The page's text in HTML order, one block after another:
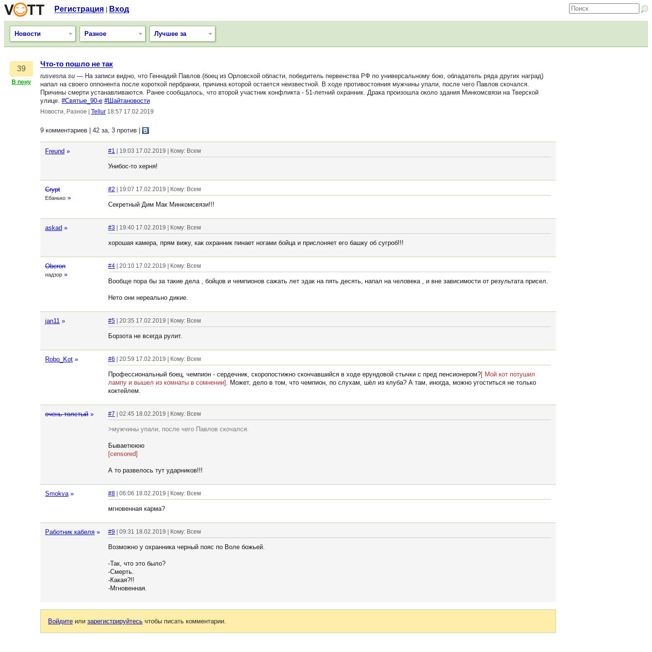
Регистрация Вход
Новости Разное Лучшее за
39
В пену
Что-то пошло не так
rusvesna.su — На записи видно, что Геннадий Павлов (боец из Орловской области, победитель первенства РФ по универсальному бою, обладатель ряда других наград)
напал на своего оппонента после короткой пербранки, причина которой остается неизвестной. В ходе противостояния мужчины упали, после чего Павлов скочался.
Причины смерти устанавливаются. Ранее сообщалось, что второй участник конфликта - 51-летний охранник. Драка произошла около здания Минкомсвязи на Тверской
улице. #Святые_90-е #Шайтановости
Новости, Разное Tellur 18:57 17.02.2019
9 комментариев | 42 за, 3 против
Freund » #1 | 19:03 17.02.2019 | Кому: Всем
Унибос-то херня!
Crypt
Ебанько »
#2 | 19:07 17.02.2019 | Кому: Всем
Секретный Дим Мак Минкомсвязи!!!
askad » #3 | 19:40 17.02.2019 | Кому: Всем
хорошая камера, прям вижу, как охранник пинает ногами бойца и прислоняет его башку об сугроб!!!
Oberon
надзор »
#4 | 20:10 17.02.2019 | Кому: Всем
Вообще пора бы за такие дела , бойцов и чемпионов сажать лет эдак на пять десять, напал на человека , и вне зависимости от результата присел.
Нето они нереально дикие.
jan11 » #5 | 20:35 17.02.2019 | Кому: Всем
Борзота не всегда рулит.
Robo_Kot » #6 | 20:59 17.02.2019 | Кому: Всем
Профессиональный боец, чемпион - сердечник, скоропостижно скончавшийся в ходе ерундовой стычки с пред пенсионером?[ Мой кот потушил
лампу и вышел из комнаты в сомнении] . Может, дело в том, что чемпион, по слухам, шёл из клуба? А там, иногда, можно угоститься не только
коктейлем.
очень толстый » #7 | 02:45 18.02.2019 | Кому: Всем
>мужчины упали, после чего Павлов скочался.
Бываетююю
[censored]
А то развелось тут ударников!!!
Smokva » #8 | 06:06 18.02.2019 | Кому: Всем
мгновенная карма?
Работник кабеля » #9 | 09:31 18.02.2019 | Кому: Всем
Возможно у охранника черный пояс по Воле божьей.
-Так, что это было?
-Смерть.
-Какая?!!
-Мгновенная.
Войдите или зарегистрируйтесь чтобы писать комментарии.